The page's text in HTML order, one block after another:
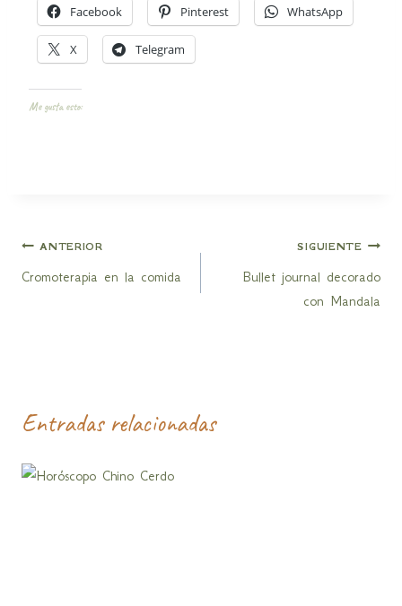
Facebook Pinterest WhatsApp
X Telegram
Me gusta esto:
Navegación
de
ANTERIOR
Cromoterapia en la comida
SIGUIENTE
Bullet journal decorado
con Mandala
Entradas relacionadas